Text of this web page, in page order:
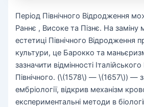
Період Північного Відродження
Раннє , Високе та Пізнє. На заміну
естетиці Північного Відродження
культури, це Барокко та
зазначити відмінності
Північного. (\(1578\) — \(1657\)) —
ембріології, відкрив механізм
експериментальні методи в